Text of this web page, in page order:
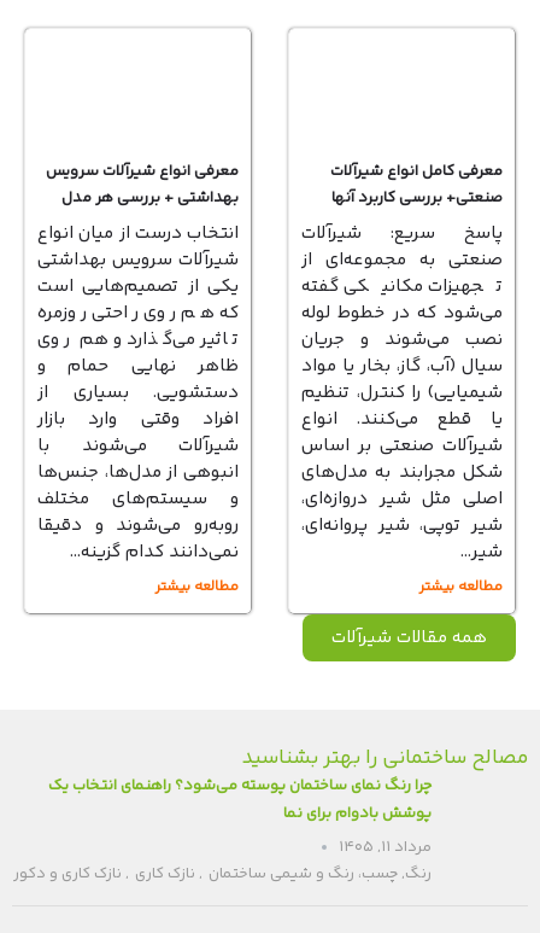
معرفی کامل انواع شیرآلات
صنعتی+ بررسی کاربرد آنها
پاسخ سریع: شیرآلات
صنعتی به مجموعه‌ای از
تجهیزات مکانیکی گفته
می‌شود که در خطوط لوله
نصب می‌شوند و جریان
سیال (آب، گاز، بخار یا مواد
شیمیایی) را کنترل، تنظیم
یا قطع می‌کنند. انواع
شیرآلات صنعتی بر اساس
شکل مجرابند به مدل‌های
اصلی مثل شیر دروازه‌ای،
شیر توپی، شیر پروانه‌ای،
شیر…
مطالعه بیشتر
معرفی انواع شیرآلات سرویس
بهداشتی + بررسی هر مدل
انتخاب درست از میان انواع
شیرآلات سرویس بهداشتی
یکی از تصمیم‌هایی است
که هم روی راحتی روزمره
تاثیر می‌گذارد و هم روی
ظاهر نهایی حمام و
دستشویی. بسیاری از
افراد وقتی وارد بازار
شیرآلات می‌شوند با
انبوهی از مدل‌ها، جنس‌ها
و سیستم‌های مختلف
روبه‌رو می‌شوند و دقیقا
نمی‌دانند کدام گزینه…
مطالعه بیشتر
همه مقالات شیرآلات
ساختمانی را بهتر بشناسید
چرا رنگ نمای ساختمان پوسته می‌شود؟ راهنمای انتخاب یک
پوشش بادوام برای نما
مرداد ۱۱, ۱۴۰۵
چسب، رنگ و شیمی ساختمان ,نازک کاری ,نازک کاری و دکور